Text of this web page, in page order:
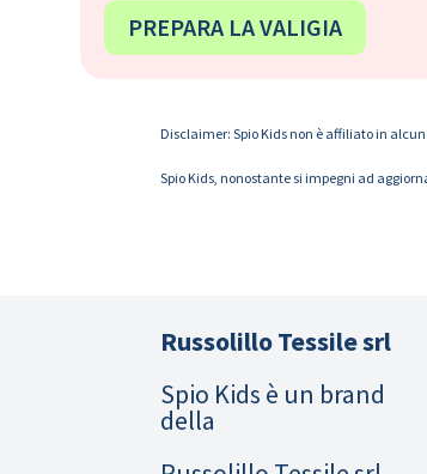
PREPARA LA VALIGIA
Disclaimer: Spio Kids non è affiliato in
Spio Kids, nonostante si impegni ad
Russolillo Tessile srl
Spio Kids è un brand
della